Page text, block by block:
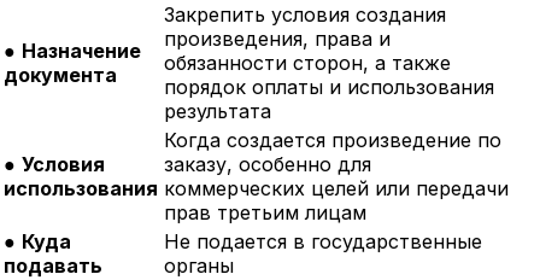
● Назначение
документа
Закрепить условия создания
произведения, права и
обязанности сторон, а также
порядок оплаты и использования
результата
● Условия
использования
Когда создается произведение по
заказу, особенно для
коммерческих целей или передачи
прав третьим лицам
● Куда
подавать
Не подается в государственные
органы